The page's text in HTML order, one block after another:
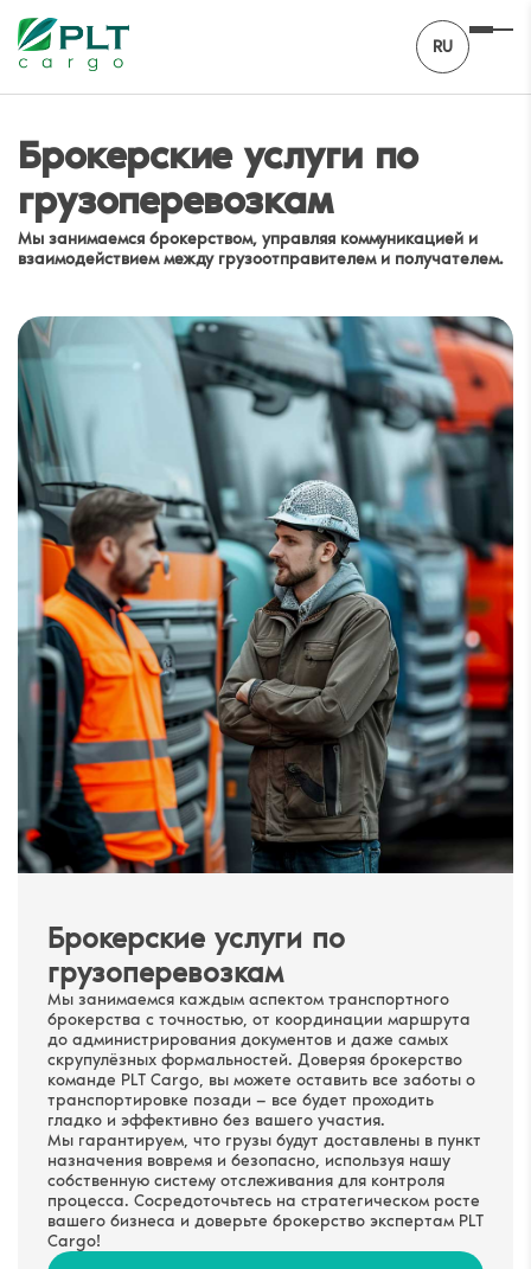
RU
Брокерские услуги по
грузоперевозкам
Мы занимаемся брокерством, управляя коммуникацией и
взаимодействием между грузоотправителем и получателем.
Брокерские услуги по
грузоперевозкам
Мы занимаемся каждым аспектом транспортного
брокерства с точностью, от координации маршрута
до администрирования документов и даже самых
скрупулёзных формальностей. Доверяя брокерство
команде PLT Cargo, вы можете оставить все заботы о
транспортировке позади — все будет проходить
гладко и эффективно без вашего участия.
Мы гарантируем, что грузы будут доставлены в пункт
назначения вовремя и безопасно, используя нашу
собственную систему отслеживания для контроля
процесса. Сосредоточьтесь на стратегическом росте
вашего бизнеса и доверьте брокерство экспертам PLT
Cargo!
Запросить предложение
Адрес электронной почты*